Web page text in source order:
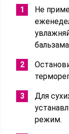
Не
Для
режим.